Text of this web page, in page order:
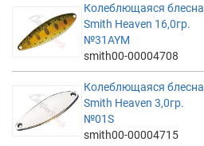
Колеблющаяся блесна
Smith Heaven 16,0гр.
№31AYM
smith00-00004708
Колеблющаяся блесна
Smith Heaven 3,0гр.
№01S
smith00-00004715